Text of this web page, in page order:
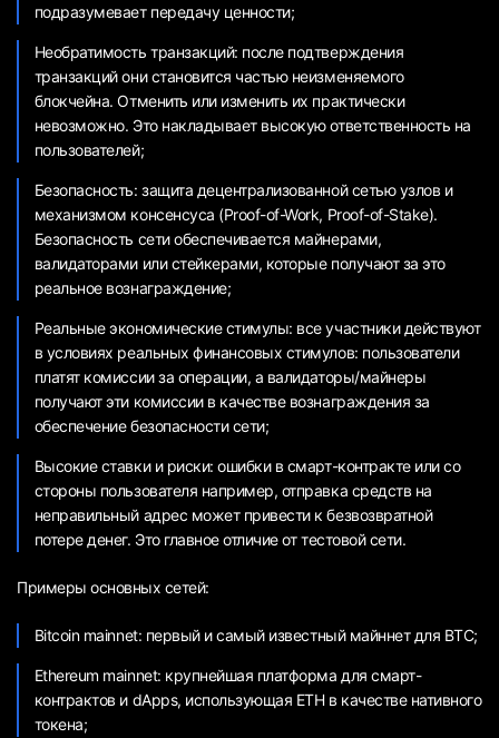
подразумевает передачу ценности;
Необратимость транзакций: после подтверждения
транзакций они становится частью неизменяемого
блокчейна. Отменить или изменить их практически
невозможно. Это накладывает высокую ответственность на
пользователей;
Безопасность: защита децентрализованной сетью узлов и
механизмом консенсуса (Proof-of-Work, Proof-of-Stake).
Безопасность сети обеспечивается майнерами,
валидаторами или стейкерами, которые получают за это
реальное вознаграждение;
Реальные экономические стимулы: все участники действуют
в условиях реальных финансовых стимулов: пользователи
платят комиссии за операции, а валидаторы/майнеры
получают эти комиссии в качестве вознаграждения за
обеспечение безопасности сети;
Высокие ставки и риски: ошибки в смарт-контракте или со
стороны пользователя например, отправка средств на
неправильный адрес может привести к безвозвратной
потере денег. Это главное отличие от тестовой сети.
Примеры основных сетей:
Bitcoin mainnet: первый и самый известный майннет для BTC;
Ethereum mainnet: крупнейшая платформа для смарт-
контрактов и dApps, использующая ETH в качестве нативного
токена;